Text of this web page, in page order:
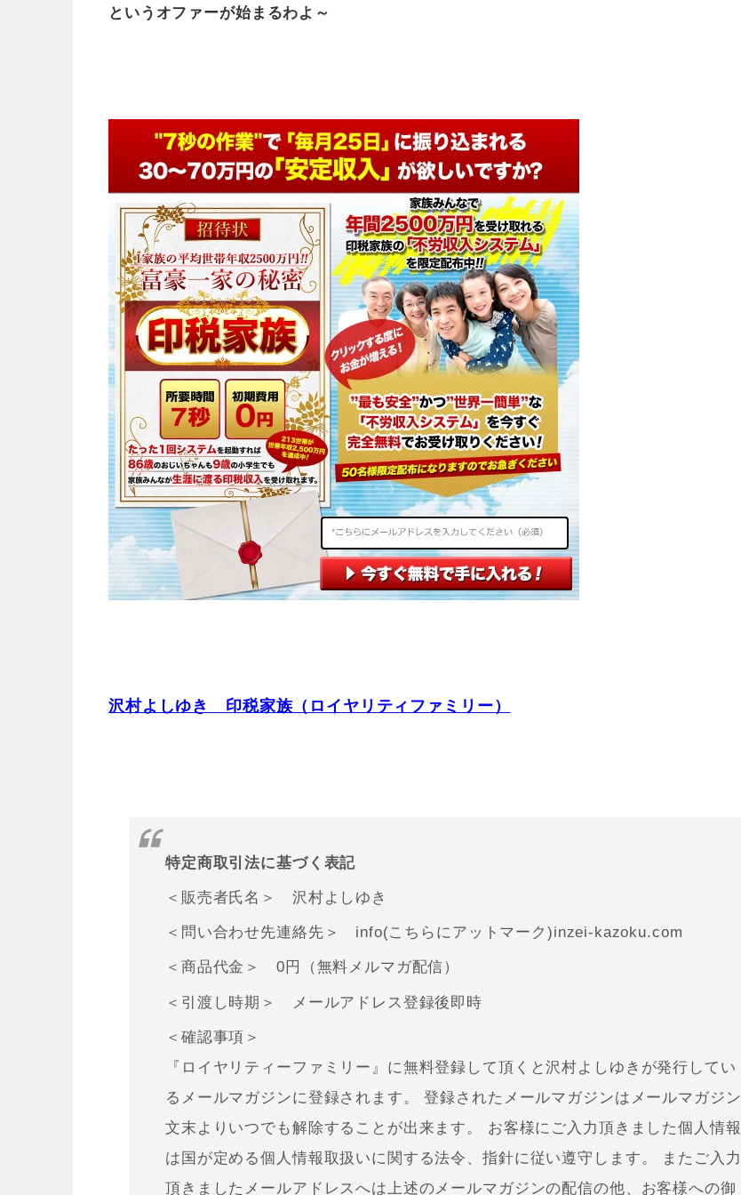
というオファーが始まるわよ～
沢村よしゆき 印税家族（ロイヤリティファミリー）
特定商取引法に基づく表記
＜販売者氏名＞ 沢村よしゆき
＜問い合わせ先連絡先＞ info(こちらにアットマーク)inzei-kazoku.com
＜商品代金＞ 0円（無料メルマガ配信）
＜引渡し時期＞ メールアドレス登録後即時
＜確認事項＞
『ロイヤリティーファミリー』に無料登録して頂くと沢村よしゆきが発行してい
るメールマガジンに登録されます。 登録されたメールマガジンはメールマガジン
文末よりいつでも解除することが出来ます。 お客様にご入力頂きました個人情報
は国が定める個人情報取扱いに関する法令、指針に従い遵守します。 またご入力
頂きましたメールアドレスへは上述のメールマガジンの配信の他、お客様への御